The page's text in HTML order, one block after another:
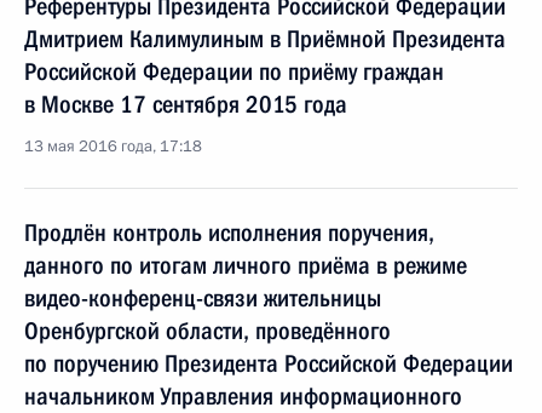
Референтуры Президента Российской Федерации
Дмитрием Калимулиным в Приёмной Президента
Российской Федерации по приёму граждан
в Москве 17 сентября 2015 года
13 мая 2016 года, 17:18
Продлён контроль исполнения поручения,
данного по итогам личного приёма в режиме
видео-конференц-связи жительницы
Оренбургской области, проведённого
по поручению Президента Российской Федерации
начальником Управления информационного